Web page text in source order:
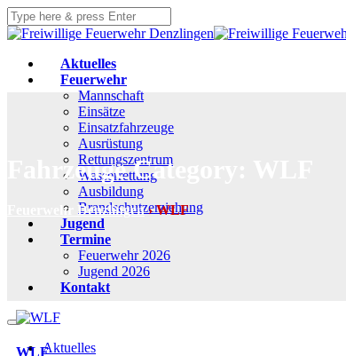
Aktuelles
Feuerwehr
Mannschaft
Einsätze
Einsatzfahrzeuge
Ausrüstung
Rettungszentrum
Wasserrettung
Ausbildung
Brandschutzerziehung
Jugend
Termine
Feuerwehr 2026
Jugend 2026
Kontakt
Aktuelles
Fahrzeuge Category:
Feuerwehr Denzlingen›WLF
WLF